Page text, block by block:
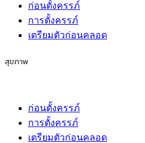
ก่อนตั้งครรภ์
การตั้งครรภ์
เตรียมตัวก่อนคลอด
สุขภาพ
ก่อนตั้งครรภ์
การตั้งครรภ์
เตรียมตัวก่อนคลอด